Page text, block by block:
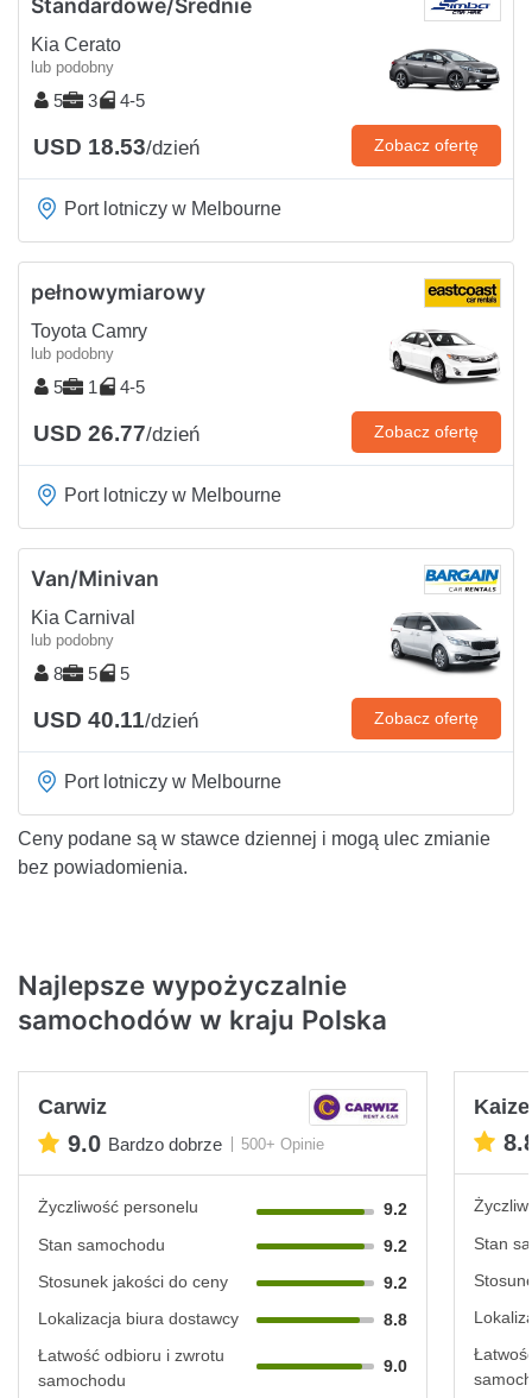
Standardowe/Średnie
Kia Cerato
lub podobny
5 3 4-5
USD 18.53/dzień Zobacz ofertę
Port lotniczy w Melbourne
pełnowymiarowy
Toyota Camry
lub podobny
5 1 4-5
USD 26.77/dzień Zobacz ofertę
Port lotniczy w Melbourne
Van/Minivan
Kia Carnival
lub podobny
8 5 5
USD 40.11/dzień Zobacz ofertę
Port lotniczy w Melbourne
Ceny podane są w stawce dziennej i mogą ulec zmianie
bez powiadomienia.
Najlepsze wypożyczalnie
samochodów w kraju Polska
Carwiz
9.0 Bardzo dobrze 500+ Opinie
Życzliwość personelu
9.2
Stan samochodu
9.2
Stosunek jakości do ceny
9.2
Lokalizacja biura dostawcy
8.8
Łatwość odbioru i zwrotu
samochodu
9.0
Stan